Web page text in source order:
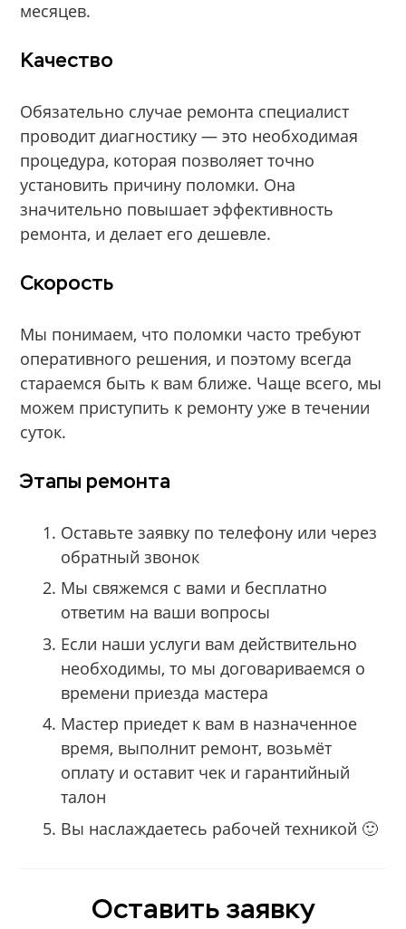
месяцев.
Качество
Обязательно случае ремонта специалист
проводит диагностику — это необходимая
процедура, которая позволяет точно
установить причину поломки. Она
значительно повышает эффективность
ремонта, и делает его дешевле.
Скорость
Мы понимаем, что поломки часто требуют
оперативного решения, и поэтому всегда
стараемся быть к вам ближе. Чаще всего, мы
можем приступить к ремонту уже в течении
суток.
Этапы ремонта
Оставьте заявку по телефону или через
обратный звонок
Мы свяжемся с вами и бесплатно
ответим на ваши вопросы
Если наши услуги вам действительно
необходимы, то мы договариваемся о
времени приезда мастера
Мастер приедет к вам в назначенное
время, выполнит ремонт, возьмёт
оплату и оставит чек и гарантийный
талон
Вы наслаждаетесь рабочей техникой 🙂
Оставить заявку